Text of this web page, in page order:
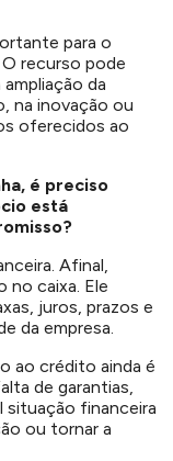
para o
recurso pode
da
na inovação ou
oferecidos ao
é preciso
está
Afinal,
no caixa. Ele
juros, prazos e
da empresa.
ao crédito ainda é
de garantias,
situação financeira
ou tornar a